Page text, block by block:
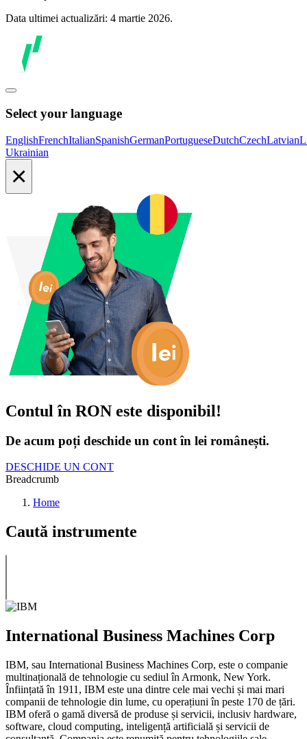
Data ultimei actualizări: 4 martie 2026.
Select your language
EnglishFrenchItalianSpanishGermanPortugueseDutchCzechLatvian
Ukrainian
×
Contul în RON este disponibil!
De acum poți deschide un cont în lei românești.
DESCHIDE UN CONT
Breadcrumb
Home
Caută instrumente
International Business Machines Corp
IBM, sau International Business Machines Corp, este o companie
multinațională de tehnologie cu sediul în Armonk, New York.
Înființată în 1911, IBM este una dintre cele mai vechi și mai mari
companii de tehnologie din lume, cu operațiuni în peste 170 de țări.
IBM oferă o gamă diversă de produse și servicii, inclusiv hardware,
software, cloud computing, inteligență artificială și servicii de